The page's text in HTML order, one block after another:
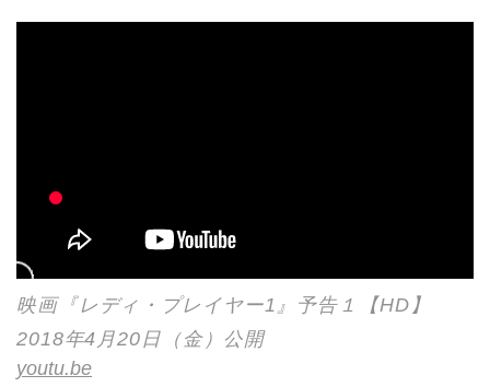
映画『レディ・プレイヤー1』予告１【HD】
2018年4月20日（金）公開
youtu.be